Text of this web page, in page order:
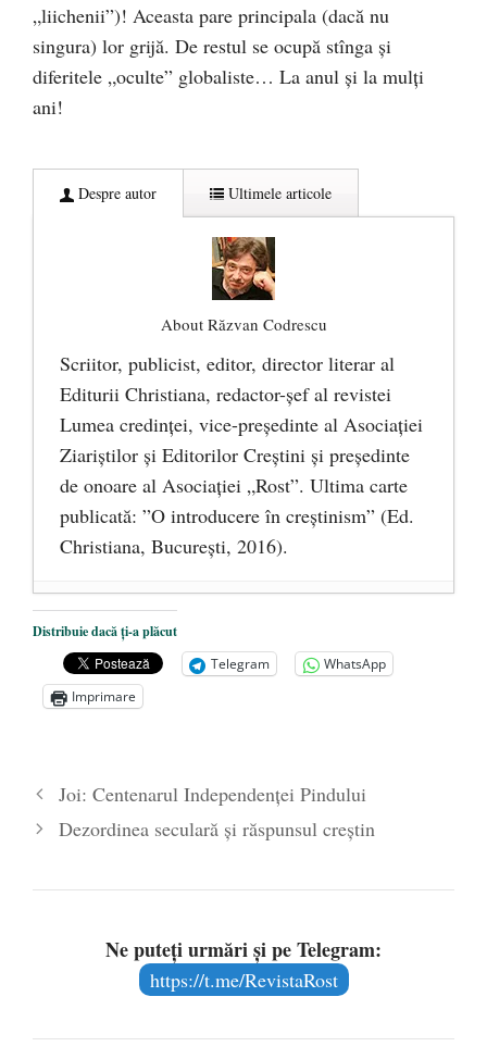
„liichenii”)! Aceasta pare principala (dacă nu
singura) lor grijă. De restul se ocupă stînga și
diferitele „oculte” globaliste… La anul și la mulți
ani!
Despre autor Ultimele articole
About Răzvan Codrescu
Scriitor, publicist, editor, director literar al
Editurii Christiana, redactor-şef al revistei
Lumea credinţei, vice-preşedinte al Asociaţiei
Ziariştilor şi Editorilor Creştini şi preşedinte
de onoare al Asociaţiei „Rost”. Ultima carte
publicată: ”O introducere în creștinism” (Ed.
Christiana, Bucureşti, 2016).
DANA KONYA-PETRIȘOR, ÎNTRU
VEȘNICĂ POMENIRE
- 17 martie 2021
ÎNĂLȚATU-S-A! - 28 mai 2020
Sic credo – Francisco Franco (1892-1975)
Distribuie dacă ți-a plăcut
Telegram
WhatsApp
Imprimare
Joi: Centenarul Independenței Pindului
Dezordinea seculară și răspunsul creștin
Ne puteți urmări și pe Telegram:
https://t.me/RevistaRost